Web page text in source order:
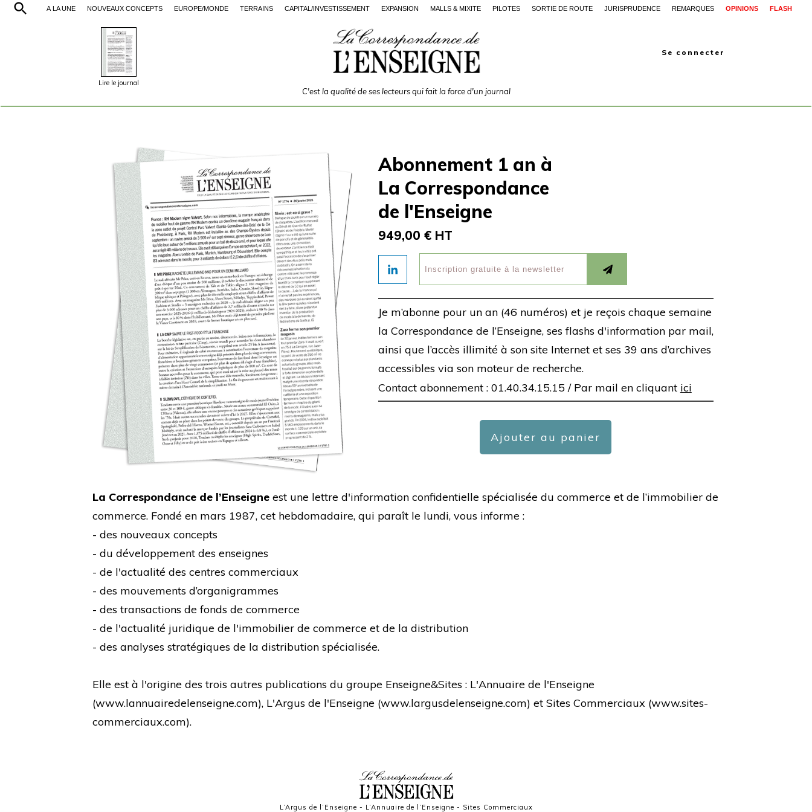
À LA UNE NOUVEAUX CONCEPTS EUROPE/MONDE TERRAINS CAPITAL/INVESTISSEMENT EXPANSION MALLS & MIXITÉ PILOTES SORTIE DE ROUTE JURISPRUDENCE REMARQUES OPINIONS FLASH
Lire le journal
C'est la qualité de ses lecteurs qui fait la force d'un journal
Se connecter
Abonnement 1 an à
La Correspondance
de l'Enseigne
949,00 € HT
Je m’abonne pour un an (46 numéros) et je reçois chaque semaine
la Correspondance de l’Enseigne, ses flashs d'information par mail,
ainsi que l’accès illimité à son site Internet et ses 39 ans d’archives
accessibles via son moteur de recherche.
Contact abonnement : 01.40.34.15.15 / Par mail en cliquant ici
Ajouter au panier
La Correspondance de l’Enseigne est une lettre d'information confidentielle spécialisée du commerce et de l’immobilier de
commerce. Fondé en mars 1987, cet hebdomadaire, qui paraît le lundi, vous informe :
- des nouveaux concepts
- du développement des enseignes
- de l'actualité des centres commerciaux
- des mouvements d’organigrammes
- des transactions de fonds de commerce
- de l'actualité juridique de l'immobilier de commerce et de la distribution
- des analyses stratégiques de la distribution spécialisée.
Elle est à l'origine des trois autres publications du groupe Enseigne&Sites : L'Annuaire de l'Enseigne
(www.lannuairedelenseigne.com), L'Argus de l'Enseigne (www.largusdelenseigne.com) et Sites Commerciaux (www.sites-
commerciaux.com).
L’Argus de l’Enseigne - L’Annuaire de l’Enseigne - Sites Commerciaux